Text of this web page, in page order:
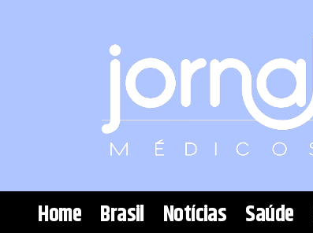
Home Brasil Notícias Saúde